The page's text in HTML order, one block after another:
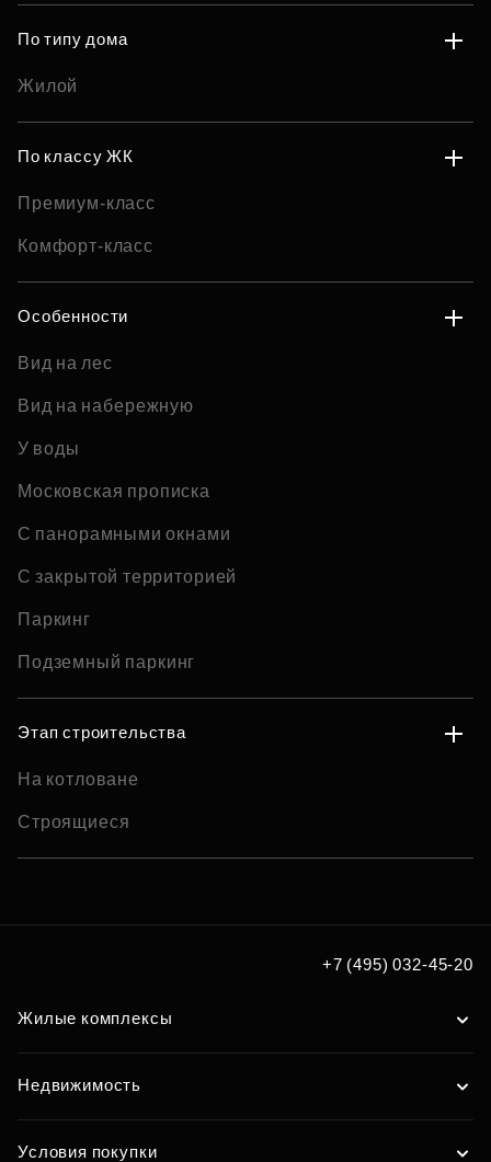
По типу дома
Жилой
По классу ЖК
Премиум-класс
Комфорт-класс
Особенности
Вид на лес
Вид на набережную
У воды
Московская прописка
С панорамными окнами
С закрытой территорией
Паркинг
Подземный паркинг
Этап строительства
На котловане
Строящиеся
+7 (495) 032-45-20
Жилые комплексы
Недвижимость
Условия покупки